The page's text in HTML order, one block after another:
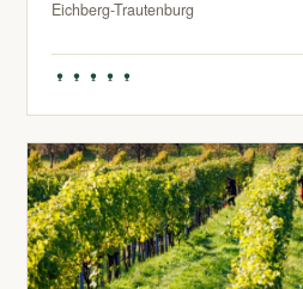
Eichberg-Trautenburg